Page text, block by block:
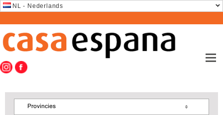
NL - Nederlands
Provincies